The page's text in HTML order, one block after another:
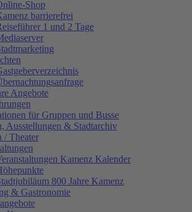
Shop
barrierefrei
1 und 2 Tage
Angebote
für Gruppen und Busse
Ausstellungen & Stadtarchiv
/ Theater
Kamenz Kalender
800 Jahre Kamenz
& Gastronomie